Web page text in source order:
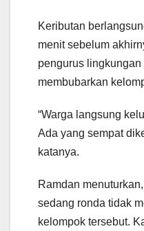
Keributan
menit sebelum
pengurus lingkungan
membubarkan
“Warga langsung
Ada yang sempat
katanya.
Ramdan
sedang ronda tidak
kelompok tersebut.